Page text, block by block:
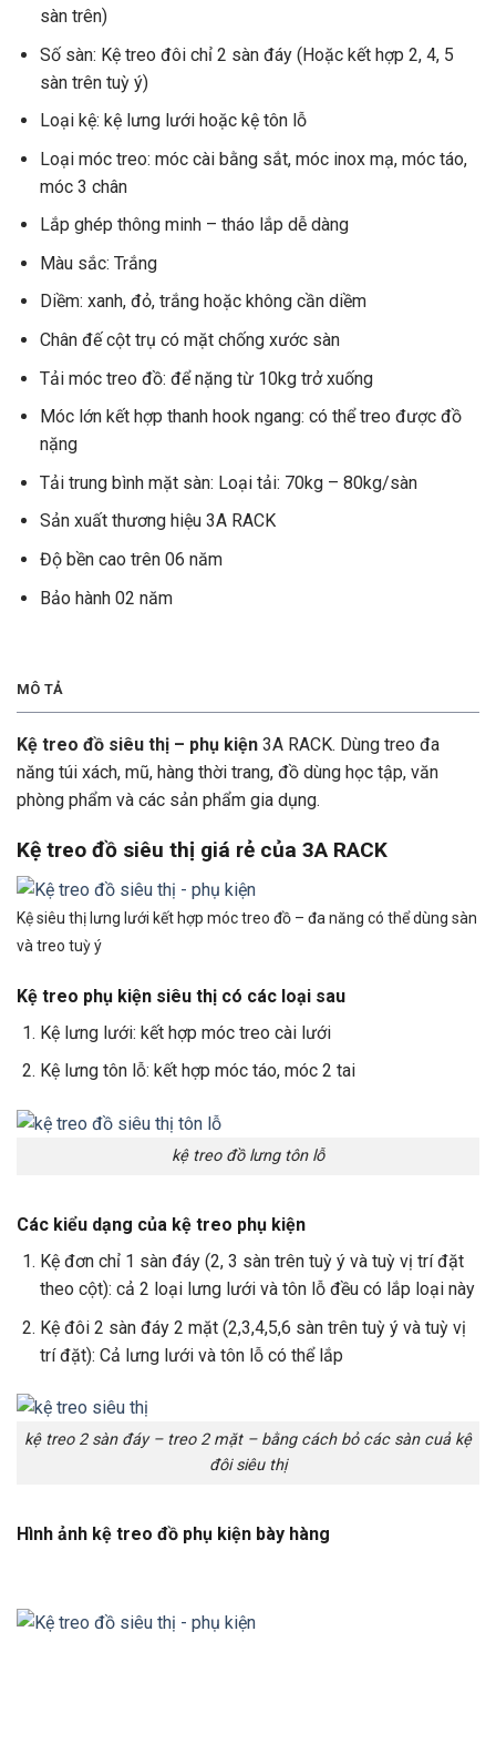
sàn trên)
Số sàn: Kệ treo đôi chỉ 2 sàn đáy (Hoặc kết hợp 2, 4, 5
sàn trên tuỳ ý)
Loại kệ: kệ lưng lưới hoặc kệ tôn lỗ
Loại móc treo: móc cài bằng sắt, móc inox mạ, móc táo,
móc 3 chân
Lắp ghép thông minh – tháo lắp dễ dàng
Màu sắc: Trắng
Diềm: xanh, đỏ, trắng hoặc không cần diềm
Chân đế cột trụ có mặt chống xước sàn
Tải móc treo đồ: để nặng từ 10kg trở xuống
Móc lớn kết hợp thanh hook ngang: có thể treo được đồ
nặng
Tải trung bình mặt sàn: Loại tải: 70kg – 80kg/sàn
Sản xuất thương hiệu 3A RACK
Độ bền cao trên 06 năm
Bảo hành 02 năm
MÔ TẢ
Kệ treo đồ siêu thị – phụ kiện 3A RACK. Dùng treo đa
năng túi xách, mũ, hàng thời trang, đồ dùng học tập, văn
phòng phẩm và các sản phẩm gia dụng.
Kệ treo đồ siêu thị giá rẻ của 3A RACK
Kệ siêu thị lưng lưới kết hợp móc treo đồ – đa năng có thể dùng sàn
và treo tuỳ ý
Kệ treo phụ kiện siêu thị có các loại sau
Kệ lưng lưới: kết hợp móc treo cài lưới
Kệ lưng tôn lỗ: kết hợp móc táo, móc 2 tai
kệ treo đồ lưng tôn lỗ
Các kiểu dạng của kệ treo phụ kiện
Kệ đơn chỉ 1 sàn đáy (2, 3 sàn trên tuỳ ý và tuỳ vị trí đặt
theo cột): cả 2 loại lưng lưới và tôn lỗ đều có lắp loại này
Kệ đôi 2 sàn đáy 2 mặt (2,3,4,5,6 sàn trên tuỳ ý và tuỳ vị
trí đặt): Cả lưng lưới và tôn lỗ có thể lắp
kệ treo 2 sàn đáy – treo 2 mặt – bằng cách bỏ các sàn cuả kệ
đôi siêu thị
Hình ảnh kệ treo đồ phụ kiện bày hàng